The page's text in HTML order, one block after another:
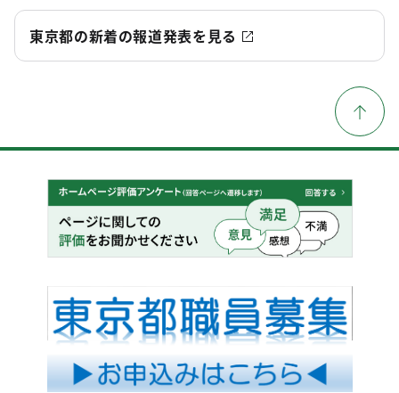
東京都の新着の報道発表を見る